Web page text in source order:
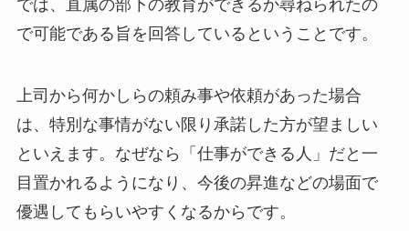
では、直属の部下の教育ができるか尋ねられたの
で可能である旨を回答しているということです。
上司から何かしらの頼み事や依頼があった場合
は、特別な事情がない限り承諾した方が望ましい
といえます。なぜなら「仕事ができる人」だと一
目置かれるようになり、今後の昇進などの場面で
優遇してもらいやすくなるからです。